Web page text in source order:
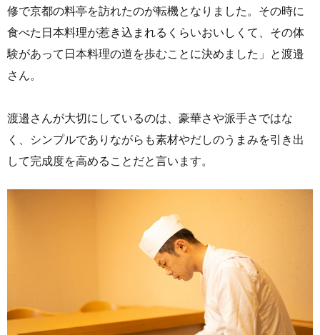
修で京都の料亭を訪れたのが転機となりました。その時に
食べた日本料理が惹き込まれるくらいおいしくて、その体
験があって日本料理の道を歩むことに決めました」と渡邉
さん。
渡邉さんが大切にしているのは、豪華さや派手さではな
く、シンプルでありながらも素材やだしのうまみを引き出
して完成度を高めることだと言います。